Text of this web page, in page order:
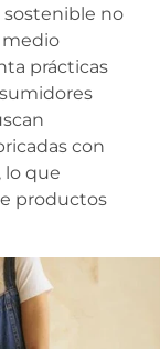
no
medio
prácticas
con
lo que
productos